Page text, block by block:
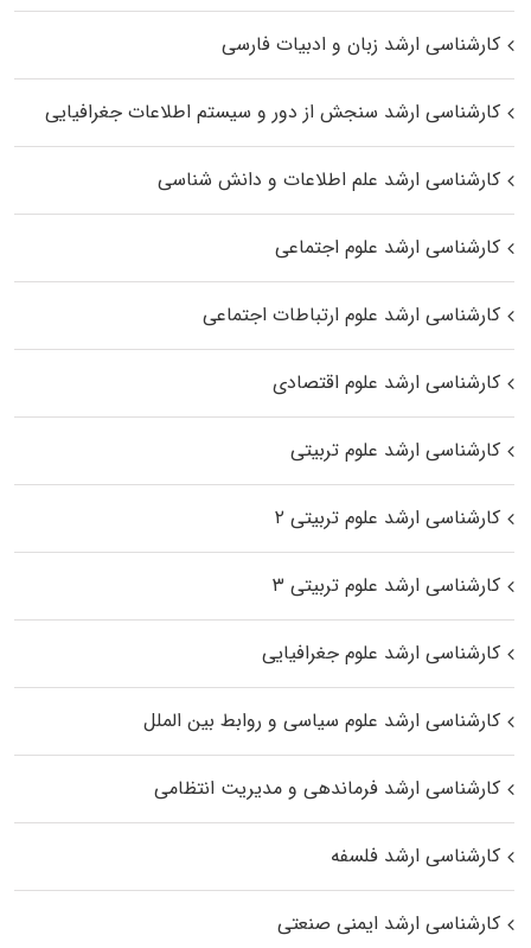
کارشناسی ارشد زبان و ادبیات فارسی
کارشناسی ارشد سنجش از دور و سیستم اطلاعات جغرافیایی
کارشناسی ارشد علم اطلاعات و دانش شناسی
کارشناسی ارشد علوم اجتماعی
کارشناسی ارشد علوم ارتباطات اجتماعی
کارشناسی ارشد علوم اقتصادی
کارشناسی ارشد علوم تربیتی
کارشناسی ارشد علوم تربیتی ۲
کارشناسی ارشد علوم تربیتی ۳
کارشناسی ارشد علوم جغرافیایی
کارشناسی ارشد علوم سیاسی و روابط بین الملل
کارشناسی ارشد فرماندهی و مدیریت انتظامی
کارشناسی ارشد فلسفه
کارشناسی ارشد ایمنی صنعتی